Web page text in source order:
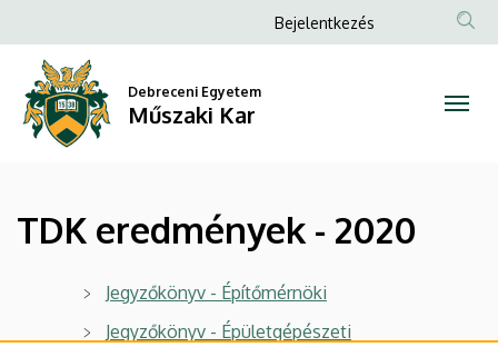
eredmények
2020
Műszaki
a
tartalomra
Anonim
Bejelentkezés
Debreceni Egyetem
Műszaki Kar
TDK eredmények - 2020
Jegyzőkönyv - Építőmérnöki
Jegyzőkönyv - Épületgépészeti